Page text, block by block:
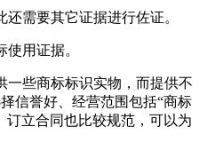
需要其它证据进行佐证。
用证据。
一些商标标识实物，而提供不
信誉好、经营范围包括“商标
立合同也比较规范，可以为